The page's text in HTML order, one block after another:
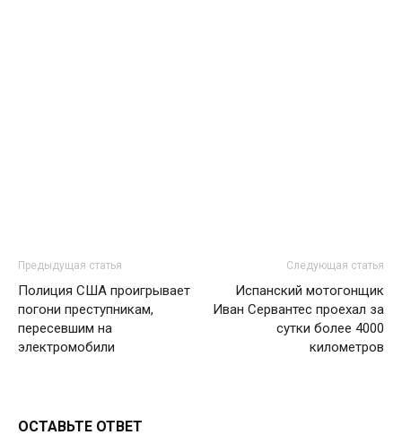
Предыдущая статья
Полиция США проигрывает
погони преступникам,
пересевшим на
электромобили
Следующая статья
Испанский мотогонщик
Иван Сервантес проехал за
сутки более 4000
километров
ОСТАВЬТЕ ОТВЕТ